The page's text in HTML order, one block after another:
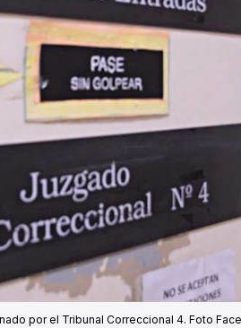
por el Tribunal Correccional 4. Foto